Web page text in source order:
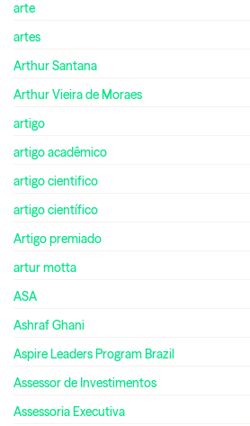
arte
artes
Arthur Santana
Arthur Vieira de Moraes
artigo
artigo acadêmico
artigo cientifico
artigo científico
Artigo premiado
artur motta
ASA
Ashraf Ghani
Aspire Leaders Program Brazil
Assessor de Investimentos
Assessoria Executiva